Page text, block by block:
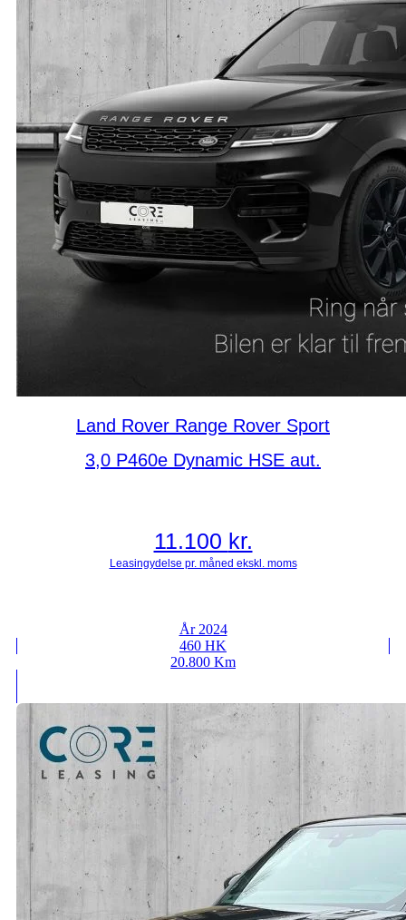
Land Rover Range Rover Sport
3,0 P460e Dynamic HSE aut.
11.100 kr.
År 2024
460 HK
20.800 Km